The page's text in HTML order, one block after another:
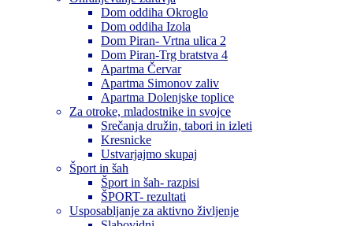
Dom oddiha Okroglo
Dom oddiha Izola
Dom Piran- Vrtna ulica 2
Dom Piran-Trg bratstva 4
Apartma Červar
Apartma Simonov zaliv
Apartma Dolenjske toplice
Za otroke, mladostnike in svojce
Srečanja družin, tabori in izleti
Kresnicke
Ustvarjajmo skupaj
Šport in šah
Šport in šah- razpisi
ŠPORT- rezultati
Usposabljanje za aktivno življenje